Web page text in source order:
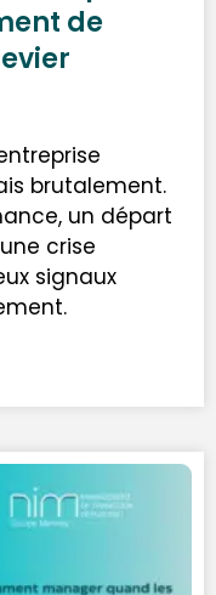
de
brutalement.
un départ
crise
signaux